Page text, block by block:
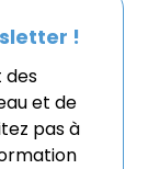
!
des
et de
pas à